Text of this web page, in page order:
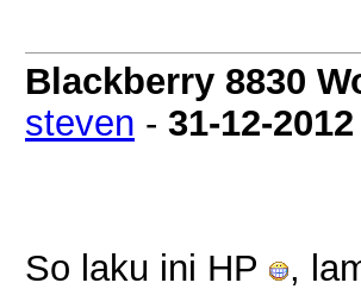
Blackberry 8830
steven - 31-12-2012
So laku ini HP ,